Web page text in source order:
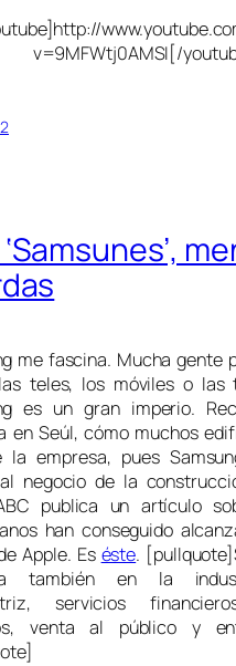
v=9MFWtj0AMSI[/
me fascina. Mucha gente
teles, los móviles o las
es un gran imperio.
en Seúl, cómo muchos
la empresa, pues
negocio de la
publica un artículo
han conseguido
Apple. Es éste.
también en la
servicios
venta al público y